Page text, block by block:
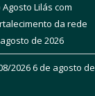
Lilás com
da rede
de 2026
20266 de agosto de